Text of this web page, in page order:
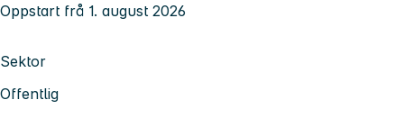
Oppstart frå 1. august 2026
Sektor
Offentlig